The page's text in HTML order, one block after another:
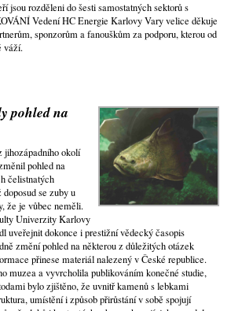
jsou rozděleni do šesti samostatných sektorů s
Vedení HC Energie Karlovy Vary velice děkuje
sponzorům a fanouškům za podporu, kterou od
váží.
pohled na
jihozápadního okolí
pohled na
čelistnatých
se zuby u
že je vůbec neměli.
Univerzity Karlovy
uveřejnit dokonce i prestižní vědecký časopis
změní pohled na některou z důležitých otázek
přinese materiál nalezený v České republice.
muzea a vyvrcholila publikováním konečné studie,
bylo zjištěno, že uvnitř kamenů s lebkami
umístění i způsob přirůstání v sobě spojují